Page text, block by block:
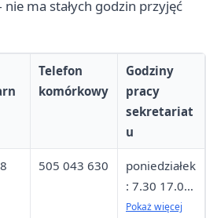
ma stałych godzin przyjęć
Telefon
komórkowy
Godziny
pracy
sekretariat
u
505 043 630
poniedziałek
: 7.30 17.00
wtorek: 7.30
Pokaż więcej